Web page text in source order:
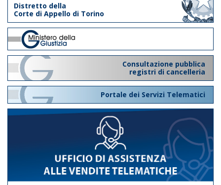
Distretto della
Corte di Appello di Torino
Consultazione pubblica
registri di cancelleria
Portale dei Servizi Telematici